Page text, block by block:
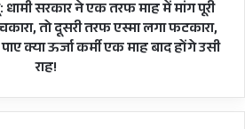
सरकार ने एक तरफ माह में मांग पूरी
तो दूसरी तरफ एस्मा लगा फटकारा,
क्या ऊर्जा कर्मी एक माह बाद होंगे उसी
राह!